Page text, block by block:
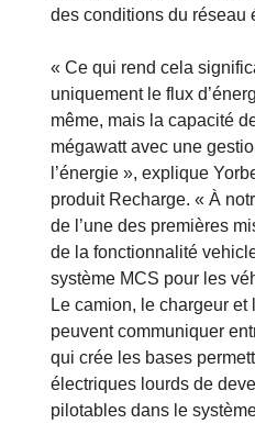
des conditions du réseau
« Ce qui rend cela
uniquement le flux
même, mais la capacité
mégawatt avec une
l’énergie », explique
produit Recharge. « À
de l’une des premières
de la fonctionnalité
système MCS pour les
Le camion, le chargeur
peuvent communiquer
qui crée les bases
électriques lourds de
pilotables dans le